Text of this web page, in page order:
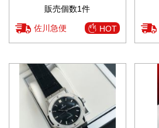
販売個数1件
佐川急便 HOT